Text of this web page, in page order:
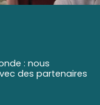
: nous
des partenaires